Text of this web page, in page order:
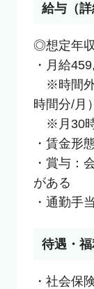
給与（詳
◎想定年
・月給
※時間外
時間分/月
※月30時
・賃金形
・賞与：
がある
・通勤手
待遇・
・社会保